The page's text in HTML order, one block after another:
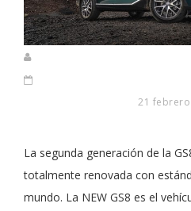
21 febrero
La segunda generación de la
totalmente renovada con
mundo. La NEW GS8 es el